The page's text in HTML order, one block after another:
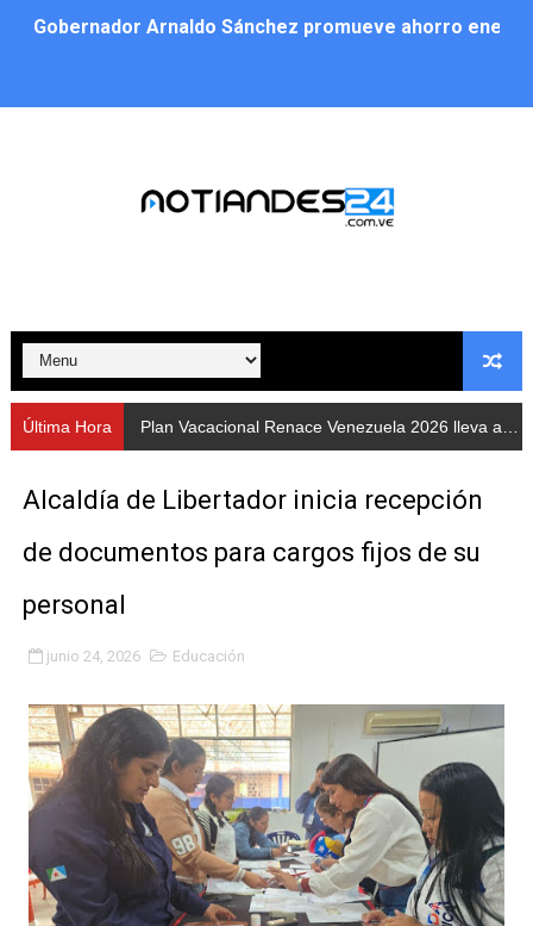
Gobernador Arnaldo Sánchez promueve ahorro
Cuerpos de Seguridad activaron operativos
Alcaldía de Libertador impulsa el Plan Ofensiva
Cidata y el Observatorio Astronómico Nacional de
Concejo Municipal de Zea celebra distinción de
CIEPROL-ULA distingue al municipio Zea como
Plan Quirúrgico Regional llega a Pueblo Llano con la
Iaanem graduó a bebés de Mérida en jornada de
Iahula pone en marcha protocolo de triaje psicosocial
Arranca en Rivas Dávila el Plan de Renovación de
Alcalde Nelson Álvarez llevó jornada recreativa a la
CorpoMérida continúa con ciclos de formación
Fundacite culmina primera etapa de su Plan Vacacional
Última Hora Plan Vacacional Renace Venezuela 2026 lleva actividades recreativas a Los Guaimaros
Alcaldía de Libertador inicia recepción
de documentos para cargos fijos de su
personal
junio 24, 2026 Educación